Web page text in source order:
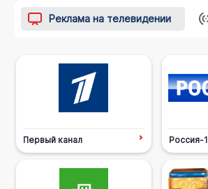
Реклама на телевидении
Первый канал Россия-1